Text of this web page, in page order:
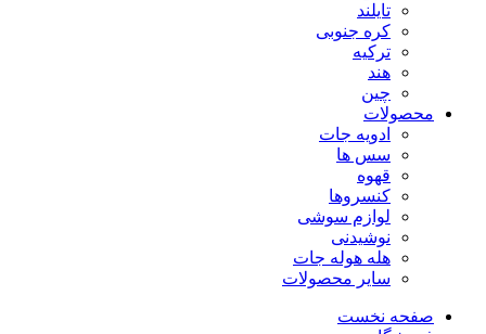
تایلند
کره جنوبی
ترکیه
هند
چین
محصولات
ادویه جات
سس ها
قهوه
کنسروها
لوازم سوشی
نوشیدنی
هله هوله جات
سایر محصولات
صفحه نخست